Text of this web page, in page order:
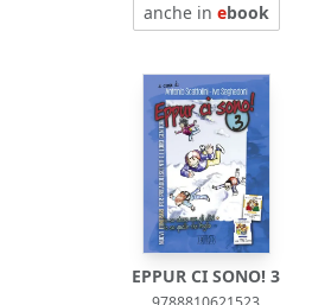
anche in ebook
EPPUR CI SONO! 3